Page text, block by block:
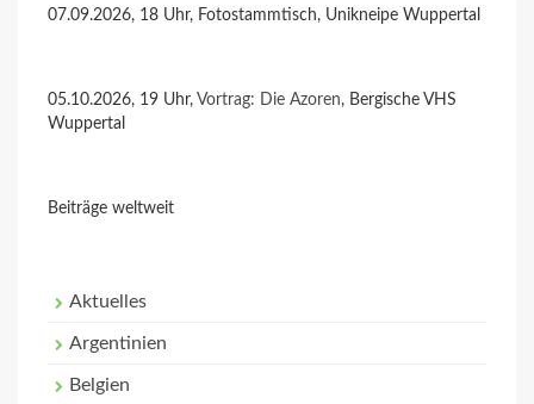
07.09.2026, 18 Uhr, Fotostammtisch, Unikneipe Wuppertal
05.10.2026, 19 Uhr, Vortrag: Die Azoren, Bergische VHS
Wuppertal
Beiträge weltweit
Aktuelles
Argentinien
Belgien